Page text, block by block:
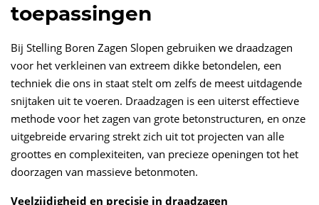
toepassingen
Bij Stelling Boren Zagen Slopen gebruiken we draadzagen
voor het verkleinen van extreem dikke betondelen, een
techniek die ons in staat stelt om zelfs de meest uitdagende
snijtaken uit te voeren. Draadzagen is een uiterst effectieve
methode voor het zagen van grote betonstructuren, en onze
uitgebreide ervaring strekt zich uit tot projecten van alle
groottes en complexiteiten, van precieze openingen tot het
doorzagen van massieve betonmoten.
Veelzijdigheid en precisie in draadzagen